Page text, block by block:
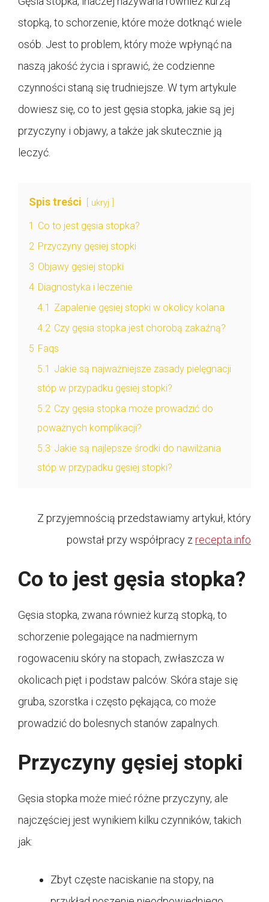
stopką, to schorzenie, które może dotknąć wiele
osób. Jest to problem, który może wpłynąć na
naszą jakość życia i sprawić, że codzienne
czynności staną się trudniejsze. W tym artykule
dowiesz się, co to jest gęsia stopka, jakie są jej
przyczyny i objawy, a także jak skutecznie ją
leczyć.
Spis treści ukryj
1 Co to jest gęsia stopka?
2 Przyczyny gęsiej stopki
3 Objawy gęsiej stopki
4 Diagnostyka i leczenie
4.1 Zapalenie gęsiej stopki w okolicy kolana
4.2 Czy gęsia stopka jest chorobą zakaźną?
5 Faqs
5.1 Jakie są najważniejsze zasady pielęgnacji
stóp w przypadku gęsiej stopki?
5.2 Czy gęsia stopka może prowadzić do
poważnych komplikacji?
5.3 Jakie są najlepsze środki do nawilżania
stóp w przypadku gęsiej stopki?
Z przyjemnością przedstawiamy artykuł, który
powstał przy współpracy zrecepta.info
Co to jest gęsia stopka?
Gęsia stopka, zwana również kurzą stopką, to
schorzenie polegające na nadmiernym
rogowaceniu skóry na stopach, zwłaszcza w
okolicach pięt i podstaw palców. Skóra staje się
gruba, szorstka i często pękająca, co może
prowadzić do bolesnych stanów zapalnych.
Przyczyny gęsiej stopki
Gęsia stopka może mieć różne przyczyny, ale
najczęściej jest wynikiem kilku czynników, takich
jak:
Zbyt częste naciskanie na stopy, na